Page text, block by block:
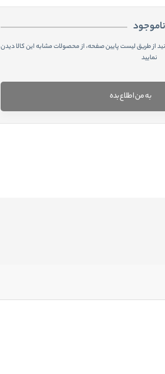
ناموجود
از طریق لیست پایین صفحه، از محصولات مشابه این کالا دیدن
نمایید
به من اطلاع بده